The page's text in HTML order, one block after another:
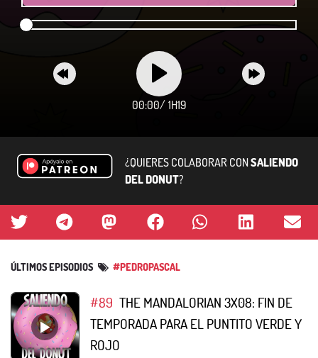
00:00/ 1H19
¿QUIERES COLABORAR CONSALIENDO
DEL DONUT?
ÚLTIMOS EPISODIOS #PEDROPASCAL
#89 THE MANDALORIAN 3X08: FIN DE
TEMPORADA PARA EL PUNTITO VERDE Y
ROJO